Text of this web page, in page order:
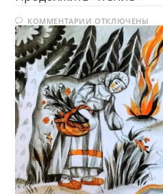
ой
на
КОММЕНТАРИИ К
ЗАПИСИ
ОЙ
НА
ИВАНА,
ОЙ
НА
КУПАЛА…
ОТКЛЮЧЕНЫ